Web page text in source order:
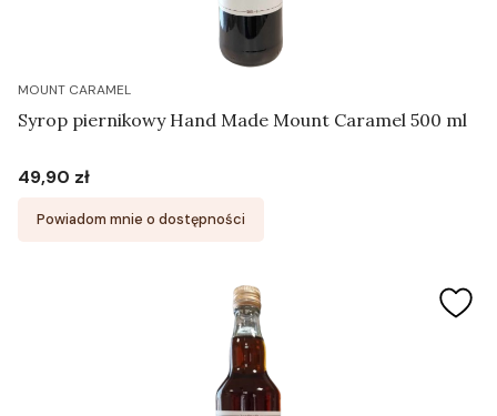
MOUNT CARAMEL
Syrop piernikowy Hand Made Mount Caramel 500 ml
Cena
49,90 zł
Powiadom mnie o dostępności